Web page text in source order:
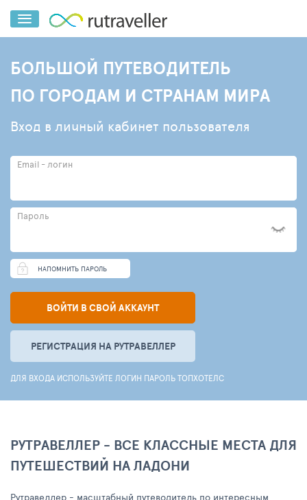
БОЛЬШОЙ ПУТЕВОДИТЕЛЬ
ПО ГОРОДАМ И СТРАНАМ МИРА
Вход в личный кабинет пользователя
Email - логин
Пароль
НАПОМНИТЬ ПАРОЛЬ
ВОЙТИ В СВОЙ АККАУНТ
РЕГИСТРАЦИЯ НА РУТРАВЕЛЛЕР
ДЛЯ ВХОДА ИСПОЛЬЗУЙТЕ ЛОГИН ПАРОЛЬ ТОПХОТЕЛС
РУТРАВЕЛЛЕР - ВСЕ КЛАССНЫЕ МЕСТА ДЛЯ
ПУТЕШЕСТВИЙ НА ЛАДОНИ
Рутравеллер - масштабный путеводитель по интересным